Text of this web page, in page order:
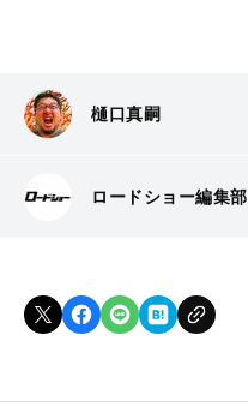
樋口真嗣
ロードショー編集部